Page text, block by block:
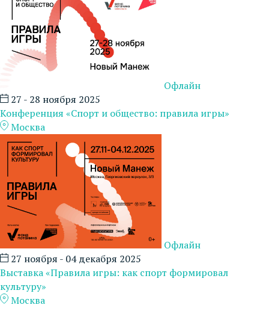
Офлайн
27 - 28 ноября 2025
Конференция «Спорт и общество: правила игры»
Москва
Офлайн
27 ноября - 04 декабря 2025
Выставка «Правила игры: как спорт формировал
культуру»
Москва